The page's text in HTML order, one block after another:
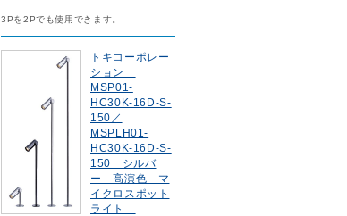
3Pを2Pでも使用できます。
トキコーポレー
ション
MSP01-
HC30K-16D-S-
150／
MSPLH01-
HC30K-16D-S-
150 シルバ
ー 高演色 マ
イクロスポット
ライト